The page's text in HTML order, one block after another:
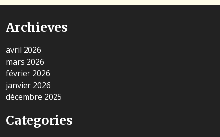
Archieves
avril 2026
mars 2026
février 2026
janvier 2026
décembre 2025
Categories